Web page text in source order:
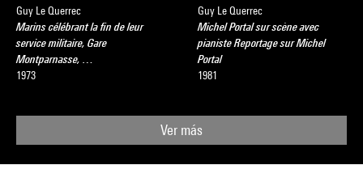
Guy Le Querrec
Marins célébrant la fin de leur
service militaire, Gare
Montparnasse, …
1973
Guy Le Querrec
Michel Portal sur scène avec
pianiste Reportage sur Michel
Portal
1981
Ver más